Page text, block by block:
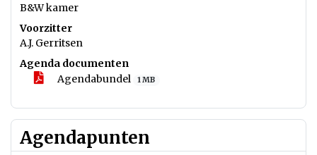
B&W kamer
Voorzitter
A.J. Gerritsen
Agenda documenten
Agendabundel
1 MB
Agendapunten